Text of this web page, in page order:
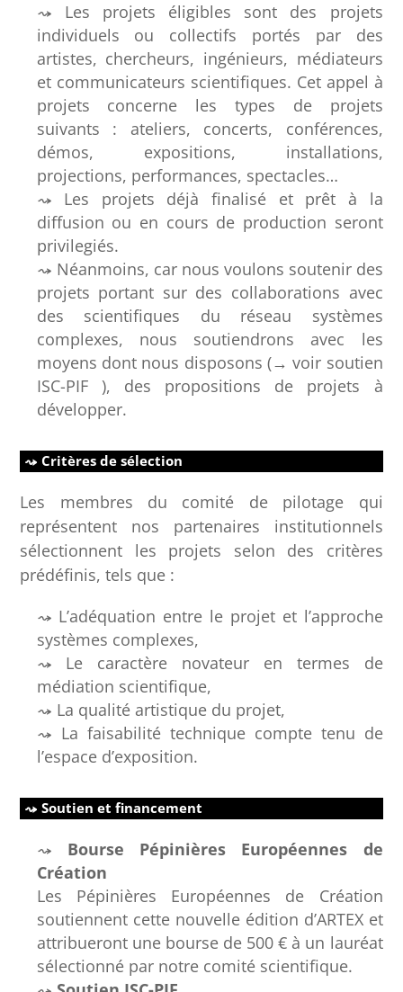
Les projets éligibles sont des projets
individuels ou collectifs portés par des
artistes, chercheurs, ingénieurs, médiateurs
et communicateurs scientifiques. Cet appel à
projets concerne les types de projets
suivants : ateliers, concerts, conférences,
démos, expositions, installations,
projections, performances, spectacles…
Les projets déjà finalisé et prêt à la
diffusion ou en cours de production seront
privilegiés.
Néanmoins, car nous voulons soutenir des
projets portant sur des collaborations avec
des scientifiques du réseau systèmes
complexes, nous soutiendrons avec les
moyens dont nous disposons (→ voir soutien
ISC-PIF ), des propositions de projets à
développer.
Critères de sélection
Les membres du comité de pilotage qui
représentent nos partenaires institutionnels
sélectionnent les projets selon des critères
prédéfinis, tels que :
L’adéquation entre le projet et l’approche
systèmes complexes,
Le caractère novateur en termes de
médiation scientifique,
La qualité artistique du projet,
La faisabilité technique compte tenu de
l’espace d’exposition.
Soutien et financement
Bourse Pépinières Européennes de
Création
Les Pépinières Européennes de Création
soutiennent cette nouvelle édition d’ARTEX et
attribueront une bourse de 500 € à un lauréat
sélectionné par notre comité scientifique.